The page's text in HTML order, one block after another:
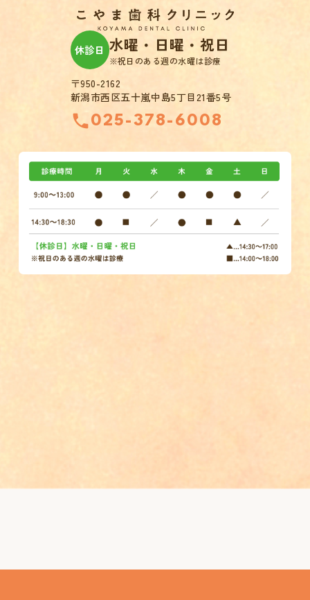
休診日 水曜・日曜・祝日
※祝日のある週の水曜は診療
〒950-2162
新潟市西区五十嵐中島5丁目21番5号
025-378-6008